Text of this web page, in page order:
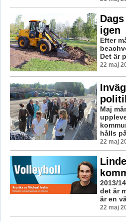
igen
Efter
Det är
22 maj
Maj
hålls
22 maj
2013/
det är
är en
22 maj